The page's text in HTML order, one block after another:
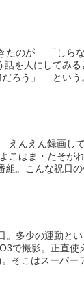
たのが 「しら
を人にしてみ
だろう」 とい
えんえん録画し
はま・たそが
。こんな祝日の
。多少の運動と
で撮影。正直
そこはスーパー